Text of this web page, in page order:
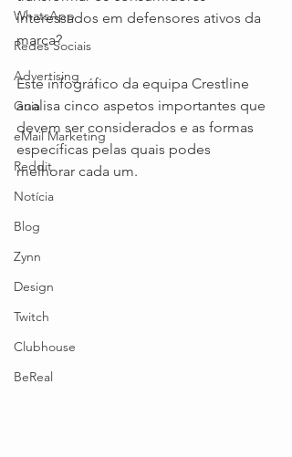
WhatsApp
Redes Sociais
Advertising
Guia
eMail Marketing
Reddit
Notícia
Blog
Zynn
Design
Twitch
Clubhouse
BeReal
interessados em defensores ativos da
marca?
Este infográfico da equipa Crestline
analisa cinco aspetos importantes que
devem ser considerados e as formas
específicas pelas quais podes
melhorar cada um.